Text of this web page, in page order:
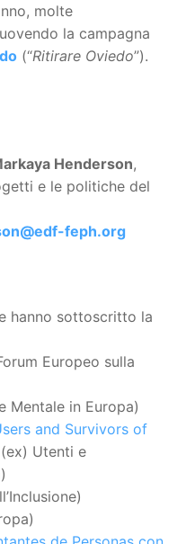
molte
la campagna
(“Ritirare Oviedo”).
Henderson,
e le politiche del
feph.org
hanno sottoscritto la
Europeo sulla
Mentale in Europa)
and Survivors of
Utenti e